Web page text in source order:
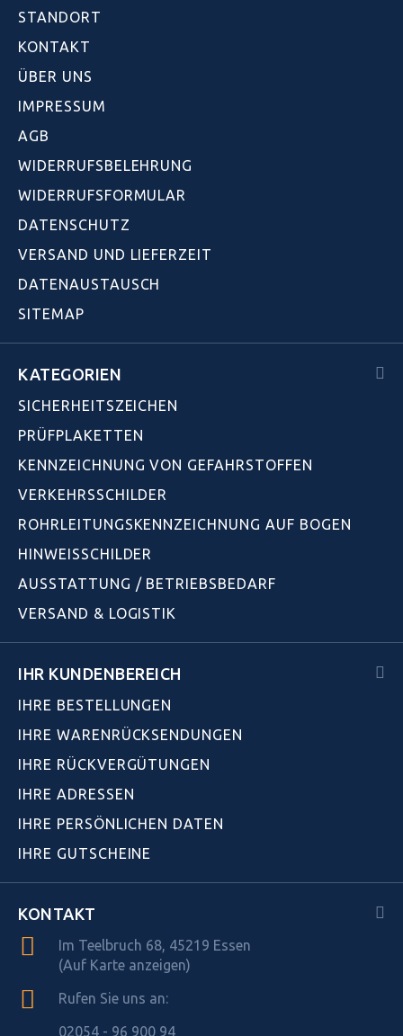
STANDORT
KONTAKT
ÜBER UNS
IMPRESSUM
AGB
WIDERRUFSBELEHRUNG
WIDERRUFSFORMULAR
DATENSCHUTZ
VERSAND UND LIEFERZEIT
DATENAUSTAUSCH
SITEMAP
KATEGORIEN
SICHERHEITSZEICHEN
PRÜFPLAKETTEN
KENNZEICHNUNG VON GEFAHRSTOFFEN
VERKEHRSSCHILDER
ROHRLEITUNGSKENNZEICHNUNG AUF BOGEN
HINWEISSCHILDER
AUSSTATTUNG / BETRIEBSBEDARF
VERSAND & LOGISTIK
IHR KUNDENBEREICH
IHRE BESTELLUNGEN
IHRE WARENRÜCKSENDUNGEN
IHRE RÜCKVERGÜTUNGEN
IHRE ADRESSEN
IHRE PERSÖNLICHEN DATEN
IHRE GUTSCHEINE
KONTAKT
Im Teelbruch 68, 45219 Essen
(Auf Karte anzeigen)
Rufen Sie uns an:
02054 - 96 900 94